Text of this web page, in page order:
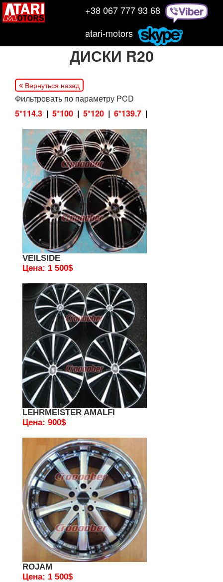
+38 067 777 93 68
atari-motors
ДИСКИ R20
Вернуться назад
Фильтровать по параметру PCD
5*114.3
5*100 5*120 6*139.7
VEILSIDE
Цена: 1 500$
LEHRMEISTER AMALFI
Цена: 900$
ROJAM
Цена: 1 500$